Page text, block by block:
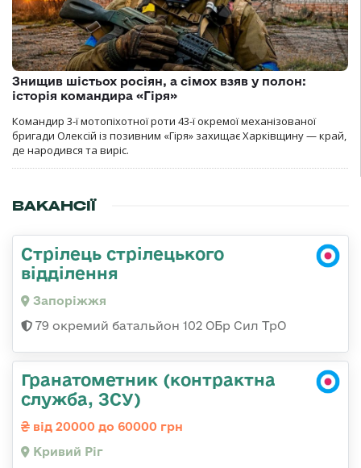
Знищив шістьох росіян, а сімох взяв у полон:
історія командира «Гіря»
Командир 3-ї мотопіхотної роти 43-ї окремої механізованої
бригади Олексій із позивним «Гіря» захищає Харківщину — край,
де народився та виріс.
ВАКАНСІЇ
Стрілець стрілецького
відділення
Запоріжжя
79 окремий батальйон 102 ОБр Сил ТрО
Гранатометник (контрактна
служба, ЗСУ)
від 20000 до 60000 грн
Кривий Ріг